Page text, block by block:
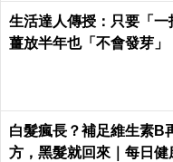
生活達人傳授：只要「一
薑放半年也「不會發芽」
白髮瘋長？補足維生素B
方，黑髮就回來｜每日